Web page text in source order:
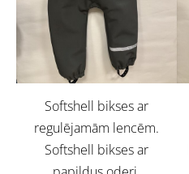
Softshell bikses ar
regulējamām lencēm.
Softshell bikses ar